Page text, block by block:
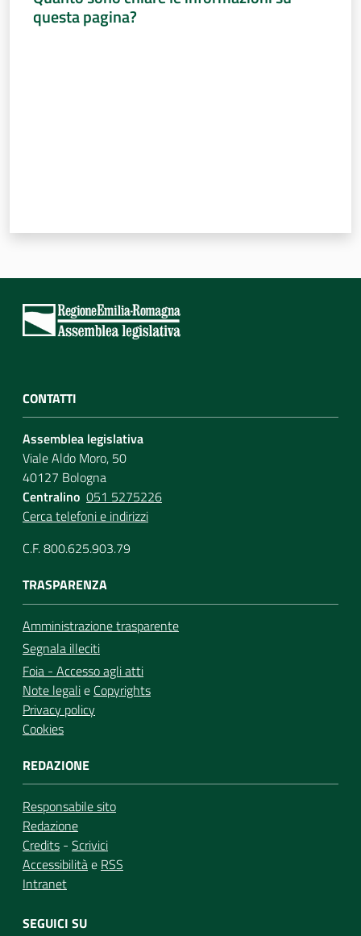
questa pagina?
CONTATTI
Assemblea legislativa
Viale Aldo Moro, 50
40127 Bologna
Centralino 051 5275226
Cerca telefoni e indirizzi
C.F. 800.625.903.79
TRASPARENZA
Amministrazione trasparente
Segnala illeciti
Foia - Accesso agli atti
Note legalie Copyrights
Privacy policy
Cookies
REDAZIONE
Responsabile sito
Redazione
Credits - Scrivici
Accessibilitàe RSS
Intranet
SEGUICI SU